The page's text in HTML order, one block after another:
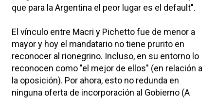
que para la Argentina el peor lugar es el default".
El vínculo entre Macri y Pichetto fue de menor a
mayor y hoy el mandatario no tiene prurito en
reconocer al rionegrino. Incluso, en su entorno lo
reconocen como "el mejor de ellos" (en relación a
la oposición). Por ahora, esto no redunda en
ninguna oferta de incorporación al Gobierno (A